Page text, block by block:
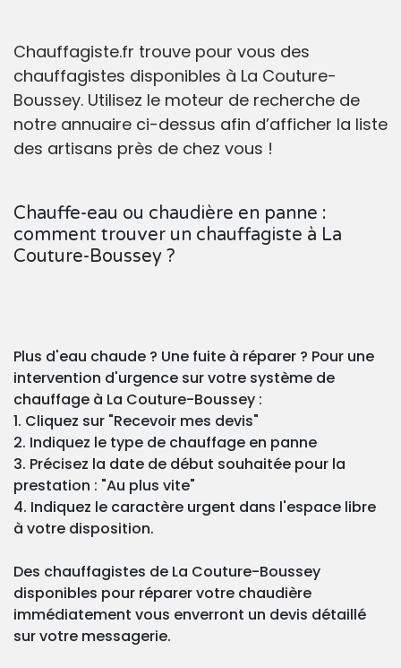
Chauffagiste.fr trouve pour vous des
chauffagistes disponibles à La Couture-
Boussey. Utilisez le moteur de recherche de
notre annuaire ci-dessus afin d’afficher la liste
des artisans près de chez vous !
Chauffe-eau ou chaudière en panne :
comment trouver un chauffagiste à La
Couture-Boussey ?
Plus d'eau chaude ? Une fuite à réparer ? Pour une
intervention d'urgence sur votre système de
chauffage à La Couture-Boussey :
1. Cliquez sur "Recevoir mes devis"
2. Indiquez le type de chauffage en panne
3. Précisez la date de début souhaitée pour la
prestation : "Au plus vite"
4. Indiquez le caractère urgent dans l'espace libre
à votre disposition.
Des chauffagistes de La Couture-Boussey
disponibles pour réparer votre chaudière
immédiatement vous enverront un devis détaillé
sur votre messagerie.